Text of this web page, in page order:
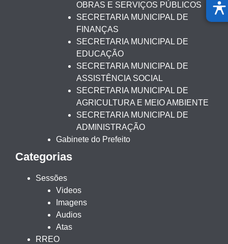
OBRAS E SERVIÇOS PÚBLICOS
SECRETARIA MUNICIPAL DE
FINANÇAS
SECRETARIA MUNICIPAL DE
EDUCAÇÃO
SECRETARIA MUNICIPAL DE
ASSISTÊNCIA SOCIAL
SECRETARIA MUNICIPAL DE
AGRICULTURA E MEIO AMBIENTE
SECRETARIA MUNICIPAL DE
ADMINISTRAÇÃO
Gabinete do Prefeito
Categorias
Sessões
Videos
Imagens
Audios
Atas
RREO